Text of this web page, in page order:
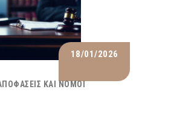
18/01/2026
ΚΑΙ ΝΌΜΟΙ